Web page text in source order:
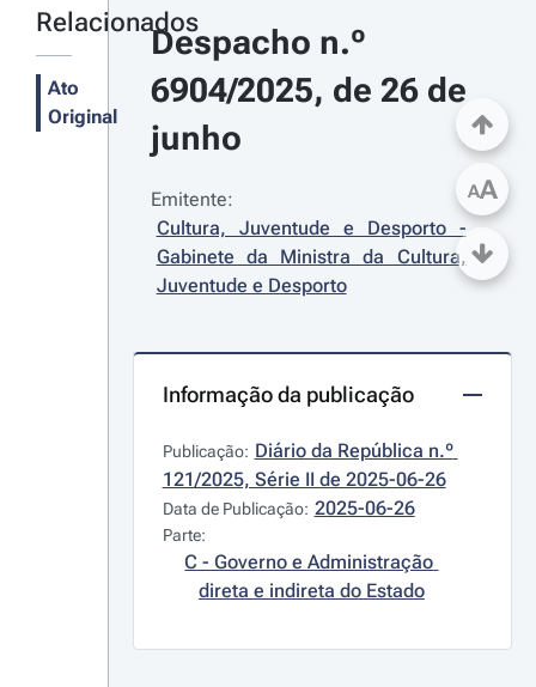
Relacionados
Ato
Original
Despacho n.º
6904/2025, de 26 de
junho
Emitente:
Cultura, Juventude e Desporto -
Gabinete da Ministra da Cultura,
Juventude e Desporto
Informação da publicação
Publicação: Diário da República n.º
121/2025, Série II de 2025-06-26
Data de Publicação: 2025-06-26
Parte:
C - Governo e Administração
direta e indireta do Estado
AA